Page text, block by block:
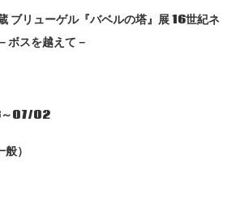
ブリューゲル『バベルの塔』展 16世紀ネ
ボスを越えて－
～07/02
）